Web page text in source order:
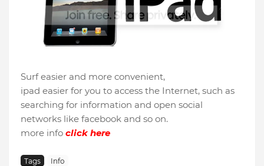
Surf easier and more convenient,
ipad easier for you to access the Internet, such as
searching for information and open social
networks like facebook and so on.
more info click here
Tags Info